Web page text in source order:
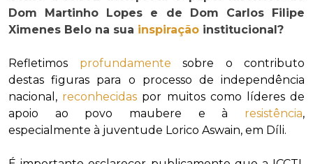
Dom Martinho Lopes e de Dom Carlos Filipe
Ximenes Belo na sua inspiração institucional?
Refletimos profundamente sobre o contributo
destas figuras para o processo de independência
nacional, reconhecidas por muitos como líderes de
apoio ao povo maubere e à resistência,
especialmente à juventude Lorico Aswain, em Díli.